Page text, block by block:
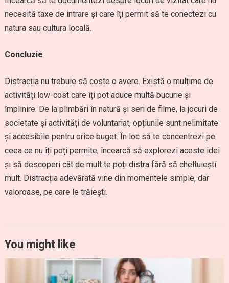
necesită taxe de intrare și care îți permit să te conectezi cu
natura sau cultura locală.
Concluzie
Distracția nu trebuie să coste o avere. Există o mulțime de
activități low-cost care îți pot aduce multă bucurie și
împlinire. De la plimbări în natură și seri de filme, la jocuri de
societate și activități de voluntariat, opțiunile sunt nelimitate
și accesibile pentru orice buget. În loc să te concentrezi pe
ceea ce nu îți poți permite, încearcă să explorezi aceste idei
și să descoperi cât de mult te poți distra fără să cheltuiești
mult. Distracția adevărată vine din momentele simple, dar
valoroase, pe care le trăiești.
You might like